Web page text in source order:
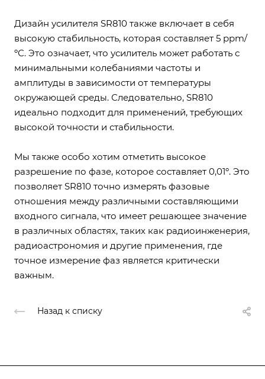
Дизайн усилителя SR810 также включает в себя
высокую стабильность, которая составляет 5 ppm/
ºС. Это означает, что усилитель может работать с
минимальными колебаниями частоты и
амплитуды в зависимости от температуры
окружающей среды. Следовательно, SR810
идеально подходит для применений, требующих
высокой точности и стабильности.
Мы также особо хотим отметить высокое
разрешение по фазе, которое составляет 0,01º. Это
позволяет SR810 точно измерять фазовые
отношения между различными составляющими
входного сигнала, что имеет решающее значение
в различных областях, таких как радиоинженерия,
радиоастрономия и другие применения, где
точное измерение фаз является критически
важным.
Назад к списку